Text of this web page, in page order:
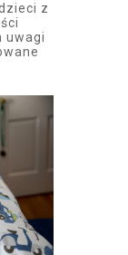
z
uwagi